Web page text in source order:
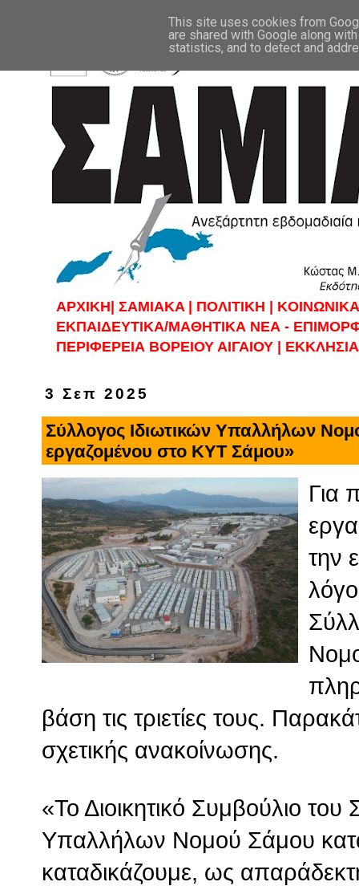
ΑΡΧΙΚΗ| ΣAMIAKA | ΠΟΛΙΤΙΚΗ |
ΕΚΠΑΙΔΕΥΤΙΚΑ/ΜΑΘΗΤΙΚΑ ΝΕΑ -
ΠΕΡΙΦΕΡΕΙΑ ΒΟΡΕΙΟΥ ΑΙΓΑΙΟΥ |
3 Σεπ 2025
Σύλλογος Ιδιωτικών Υπαλλήλων
εργαζομένου στο ΚΥΤ Σάμου»
Για
την
βάση τις τριετίες τους.
σχετικής ανακοίνωσης.
«Το Διοικητικό Συμβούλιο του
Υπαλλήλων Νομού Σάμου
καταδικάζουμε, ως
This site uses cookies from
are shared with Google along
statistics, and to detect and